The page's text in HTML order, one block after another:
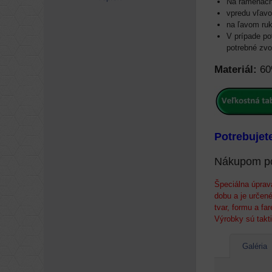
vpredu
na ľavom
V prípade
potrebné
Materiál:
Nákupom
Špeciálna
dobu a je
tvar, formu a
Výrobky sú
Galéria